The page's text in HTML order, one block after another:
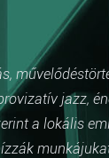
jazz,
a lokális